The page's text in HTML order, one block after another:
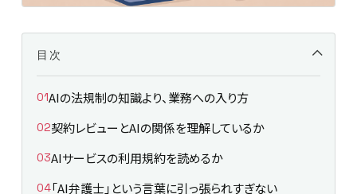
目次
AIの法規制の知識より、業務への入り方
契約レビューとAIの関係を理解しているか
AIサービスの利用規約を読めるか
「AI弁護士」という言葉に引っ張られすぎない